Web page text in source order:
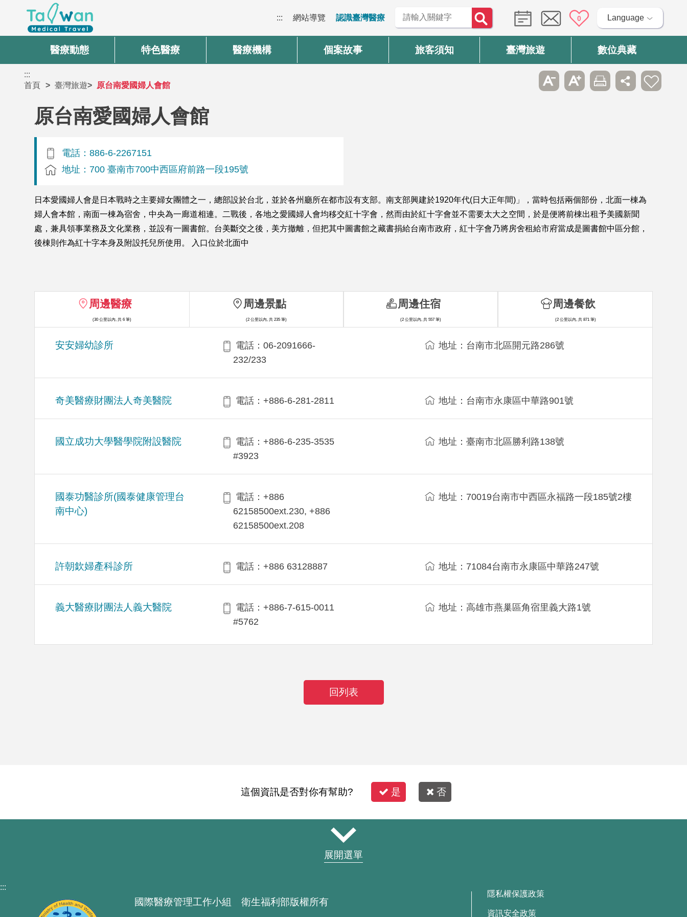
::: 網站導覽 認識臺灣醫療 0 Language
醫療動態 特色醫療 醫療機構 個案故事 旅客須知 臺灣旅遊 數位典藏
:::
首頁
臺灣旅遊 原台南愛國婦人會館
原台南愛國婦人會館
電話：886-6-2267151
地址：700 臺南市700中西區府前路一段195號
日本愛國婦人會是日本戰時之主要婦女團體之一，總部設於台北，並於各州廳所在都市設有支部。南支部興建於1920年代(日大正年間)」，當時包括兩個部份，北面一棟為
婦人會本館，南面一棟為宿舍，中央為一廊道相連。二戰後，各地之愛國婦人會均移交紅十字會，然而由於紅十字會並不需要太大之空間，於是便將前棟出租予美國新聞
處，兼具領事業務及文化業務，並設有一圖書館。台美斷交之後，美方撤離，但把其中圖書館之藏書捐給台南市政府，紅十字會乃將房舍租給市府當成是圖書館中區分館，
後棟則作為紅十字本身及附設托兒所使用。 入口位於北面中
周邊醫療
(30 公里以內, 共 6 筆)
安安婦幼診所
電話：06-2091666-
232/233
地址：台南市北區開元路286號
奇美醫療財團法人奇美醫院 電話：+886-6-281-2811 地址：台南市永康區中華路901號
國立成功大學醫學院附設醫院
電話：+886-6-235-3535
#3923
地址：臺南市北區勝利路138號
國泰功醫診所(國泰健康管理台
南中心)
電話：+886
62158500ext.230, +886
62158500ext.208
地址：70019台南市中西區永福路一段185號2樓
許朝欽婦產科診所 電話：+886 63128887 地址：71084台南市永康區中華路247號
義大醫療財團法人義大醫院
電話：+886-7-615-0011
#5762
地址：高雄市燕巢區角宿里義大路1號
周邊景點
(2 公里以內, 共 235 筆)
周邊住宿
(2 公里以內, 共 557 筆)
周邊餐飲
(2 公里以內, 共 871 筆)
回列表
這個資訊是否對你有幫助? 是 否
展開選單
:::
國際醫療管理工作小組 衛生福利部版權所有
隱私權保護政策
資訊安全政策